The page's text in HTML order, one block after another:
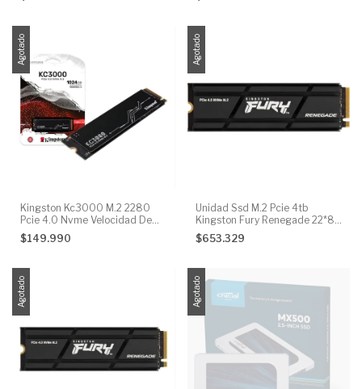
Agotado
Kingston Kc3000 M.2 2280
Pcie 4.0 Nvme Velocidad De
Lectura 7000 Mb/s Y Escritura
6000 Mb/s Gen 4x4 Nand Tlc
$149.990
Agotado
Unidad Ssd M.2 Pcie 4tb
Kingston Fury Renegade 22*80
Nvme
$653.329
Agotado Agotado